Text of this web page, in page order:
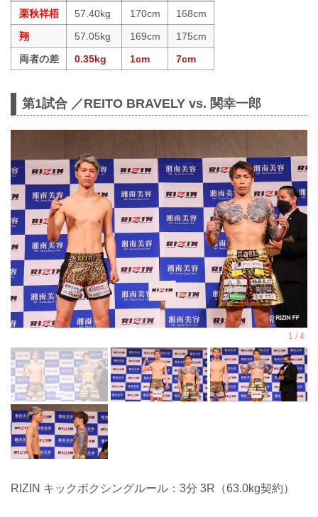
栗秋祥梧
57.40kg 170cm
168cm
翔
57.05kg 169cm
175cm
両者の差
0.35kg 1cm 7cm
第1試合 ／REITO BRAVELY vs. 関幸一郎
RIZIN キックボクシングルール：3分 3R（63.0kg契約）